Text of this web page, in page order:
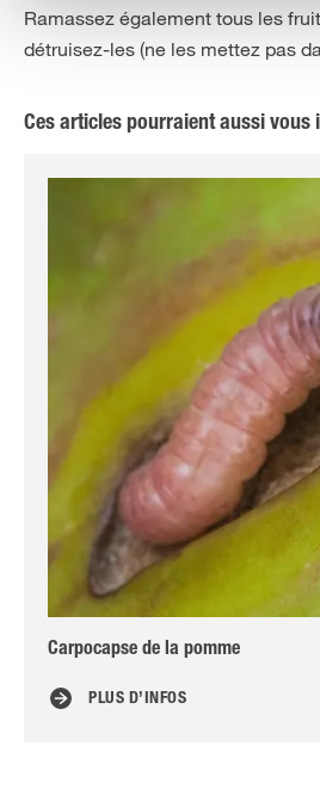
Ramassez également tous les
détruisez-les (ne les mettez pas
Ces articles pourraient aussi vous
Carpocapse de la pomme
PLUS D’INFOS